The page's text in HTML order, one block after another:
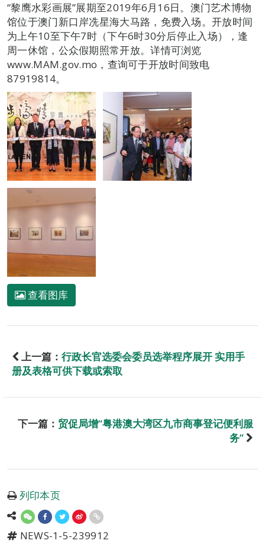
“黎鹰水彩画展”展期至2019年6月16日。澳门艺术博物
馆位于澳门新口岸冼星海大马路，免费入场。开放时间
为上午10至下午7时（下午6时30分后停止入场），逢
周一休馆，公众假期照常开放。详情可浏览
www.MAM.gov.mo，查询可于开放时间致电
87919814。
查看图库
上一篇： 行政长官选委会委员选举程序展开 实用手
册及表格可供下载或索取
下一篇： 贸促局增“粤港澳大湾区九市商事登记便利服
务”
列印本页
NEWS-1-5-239912